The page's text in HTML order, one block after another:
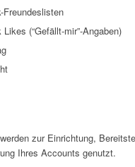
Freundeslisten
Likes (“Gefällt-mir”-Angaben)
zur Einrichtung,
Ihres Accounts genutzt.